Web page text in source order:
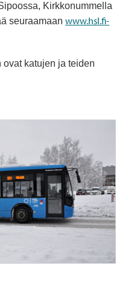
Kirkkonummella
seuraamaanwww.hsl.fi-
katujen ja teiden